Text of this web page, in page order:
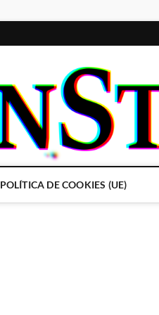
POLÍTICA DE COOKIES (UE)